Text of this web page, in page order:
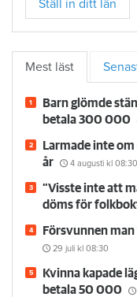
Ställ in ditt län
Mest läst
Barn glömde
betala 300 000
Larmade inte
år
4 augusti kl 08:30
”Visste inte att
döms för
Försvunnen
29 juli kl 08:30
Kvinna kapade
betala 50 000